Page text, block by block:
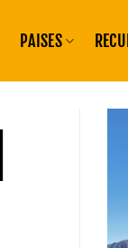
PAISES